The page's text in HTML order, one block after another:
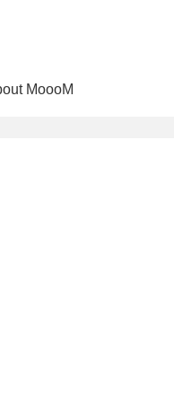
MoooM